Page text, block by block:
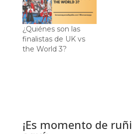
¿Quiénes son las
finalistas de UK vs
the World 3?
¡Es momento de